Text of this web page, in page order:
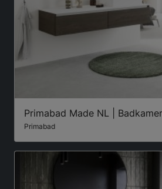
Primabad Made NL |
Primabad